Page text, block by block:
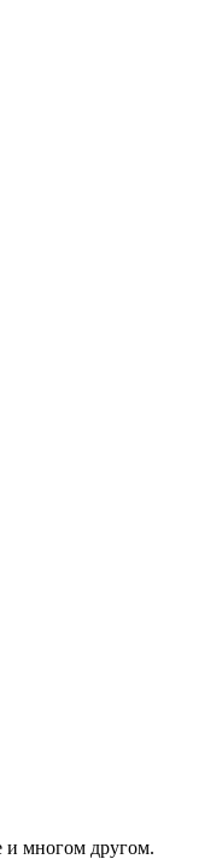
и многом другом.